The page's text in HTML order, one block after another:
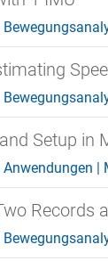
Setup in
Anwendungen |
Records